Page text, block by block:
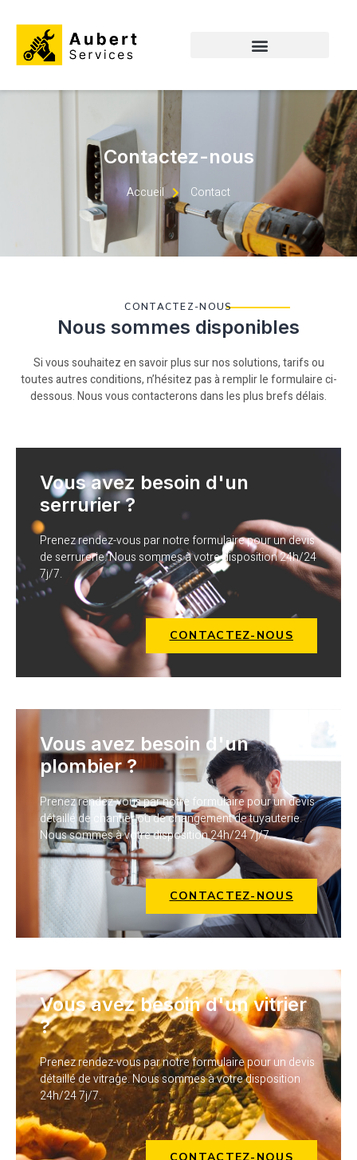
Contactez-nous
Accueil Contact
CONTACTEZ-NOUS
Nous sommes disponibles
Si vous souhaitez en savoir plus sur nos solutions, tarifs ou
toutes autres conditions, n’hésitez pas à remplir le formulaire ci-
dessous. Nous vous contacterons dans les plus brefs délais.
Vous avez besoin d'un
serrurier ?
Prenez rendez-vous par notre formulaire pour un devis
de serrurerie. Nous sommes à votre disposition 24h/24
7j/7.
CONTACTEZ-NOUS
Vous avez besoin d'un
plombier ?
Prenez rendez-vous par notre formulaire pour un devis
détaillé de chantier ou de changement de tuyauterie.
Nous sommes à votre disposition 24h/24 7j/7.
CONTACTEZ-NOUS
Vous avez besoin d'un vitrier
?
Prenez rendez-vous par notre formulaire pour un devis
détaillé de vitrage. Nous sommes à votre disposition
24h/24 7j/7.
CONTACTEZ-NOUS